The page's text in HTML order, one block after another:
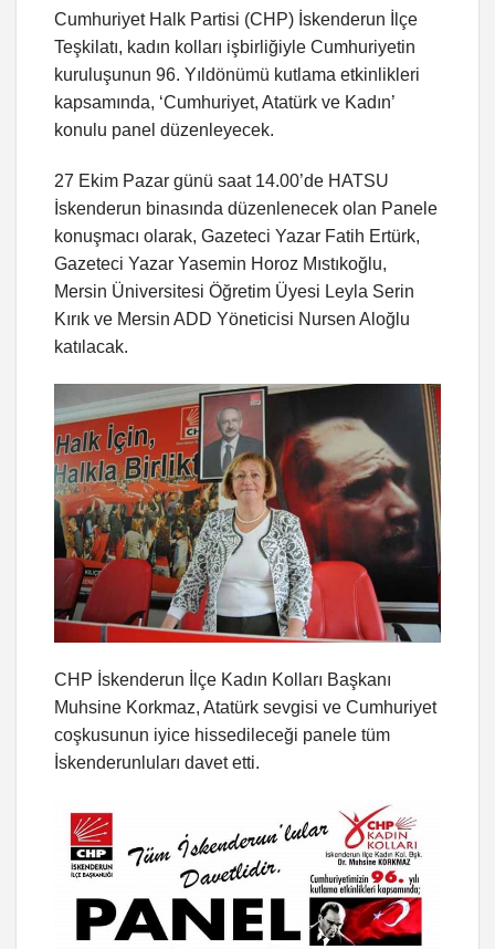
Cumhuriyet Halk Partisi (CHP) İskenderun İlçe
Teşkilatı, kadın kolları işbirliğiyle Cumhuriyetin
kuruluşunun 96. Yıldönümü kutlama etkinlikleri
kapsamında, ‘Cumhuriyet, Atatürk ve Kadın’
konulu panel düzenleyecek.
27 Ekim Pazar günü saat 14.00’de HATSU
İskenderun binasında düzenlenecek olan Panele
konuşmacı olarak, Gazeteci Yazar Fatih Ertürk,
Gazeteci Yazar Yasemin Horoz Mıstıkoğlu,
Mersin Üniversitesi Öğretim Üyesi Leyla Serin
Kırık ve Mersin ADD Yöneticisi Nursen Aloğlu
katılacak.
CHP İskenderun İlçe Kadın Kolları Başkanı
Muhsine Korkmaz, Atatürk sevgisi ve Cumhuriyet
coşkusunun iyice hissedileceği panele tüm
İskenderunluları davet etti.